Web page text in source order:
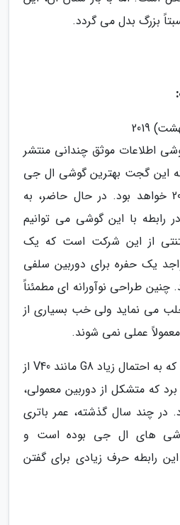
بزرگ بدل می گردد.
2019
اطلاعات موثق چندانی منتشر
که این گجت بهترین گوشی ال جی
در نیمه نخست سال 2019 خواهد بود. در حال حاضر، به
رابطه با این گوشی می توانیم
پتنتی از این شرکت است که یک
یک حفره برای دوربین سلفی
طراحی نوآورانه ای مطمئناً
می نماید ولی خب بسیاری از
عملی نمی شوند.
البته باید خاطرنشان کنیم که به احتمال زیاد G8 مانند V40 از
که متشکل از دوربین معمولی،
در چند سال گذشته، عمر باتری
های ال جی بوده است و
رابطه حرف زیادی برای گفتن